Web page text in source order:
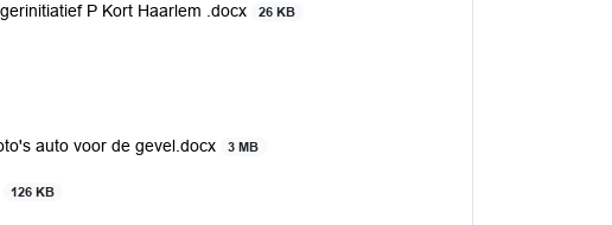
P Kort Haarlem .docx 26 KB
auto voor de gevel.docx 3 MB
126 KB